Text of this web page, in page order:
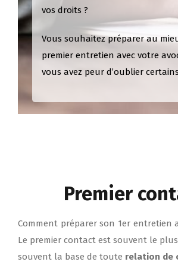
vos droits ?
Vous souhaitez préparer au
premier entretien avec votre
vous avez peur d’oublier
Premier
Comment préparer son 1er entretien
Le premier contact est souvent le
souvent la base de toute relation de